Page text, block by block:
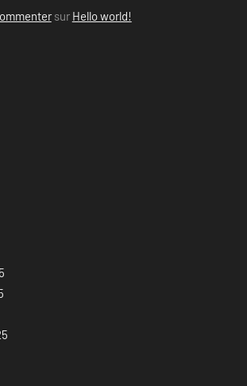
sur Hello world!